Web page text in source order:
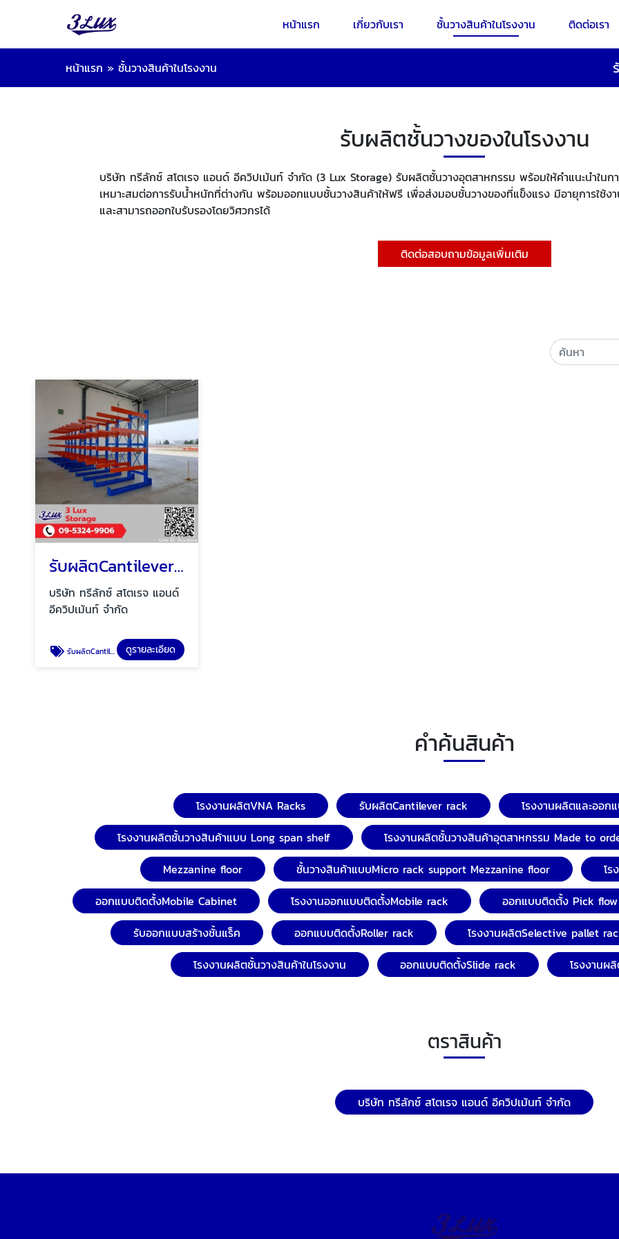
หน้าแรก เกี่ยวกับเรา ชั้นวางสินค้าในโรงงาน ติดต่อเรา
หน้าแรก » ชั้นวางสินค้าในโรงงาน
รับผลิตชั้นวางของในโรงงาน
บริษัท ทรีลักซ์ สโตเรจ แอนด์ อีควิปเม้นท์ จำกัด (3 Lux Storage) รับผลิตชั้นวางอุตสาหกรรม พร้อมให้คำแนะนำในก
เหมาะสมต่อการรับน้ำหนักที่ต่างกัน พร้อมออกแบบชั้นวางสินค้าให้ฟรี เพื่อส่งมอบชั้นวางของที่แข็งแรง มีอายุการใช้
และสามารถออกใบรับรองโดยวิศวกรได้
ติดต่อสอบถามข้อมูลเพิ่มเติม
รับผลิตCantilever rack
บริษัท ทรีลักซ์ สโตเรจ แอนด์
อีควิปเม้นท์ จำกัด
รับผลิตCantilever rack ดูรายละเอียด
คำค้นสินค้า
โรงงานผลิตVNA Racks รับผลิตCantilever rack
โรงงานผลิตและออ
โรงงานผลิตชั้นวางสินค้าแบบ Long span shelf
โรงงานผลิตชั้นวางสินค้าอุตสาหกรรม Made to
Mezzanine floor
ชั้นวางสินค้าแบบMicro rack support Mezzanine floor
โ
ออกแบบติดตั้งMobile Cabinet
โรงงานออกแบบติดตั้งMobile rack ออกแบบติดตั้ง Pick
รับออกแบบสร้างชั้นแร็ค
ออกแบบติดตั้งRoller rack โรงงานผลิตSelective pallet
โรงงานผลิตชั้นวางสินค้าในโรงงาน
ออกแบบติดตั้งSlide rack โรงงานผ
ตราสินค้า
บริษัท ทรีลักซ์ สโตเรจ แอนด์ อีควิปเม้นท์ จำกัด